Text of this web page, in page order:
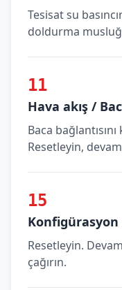
Tesisat su
doldurma
11
Hava akış /
Baca
Resetleyin,
15
Resetleyin.
çağırın.